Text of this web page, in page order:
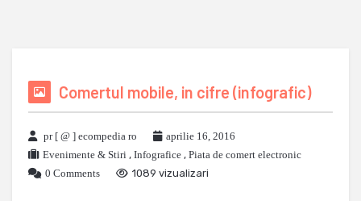
Comertul mobile, in cifre (infografic)
pr [ @ ] ecompedia ro
aprilie 16, 2016
Evenimente & Stiri , Infografice , Piata de comert electronic
0 Comments
1089 vizualizari